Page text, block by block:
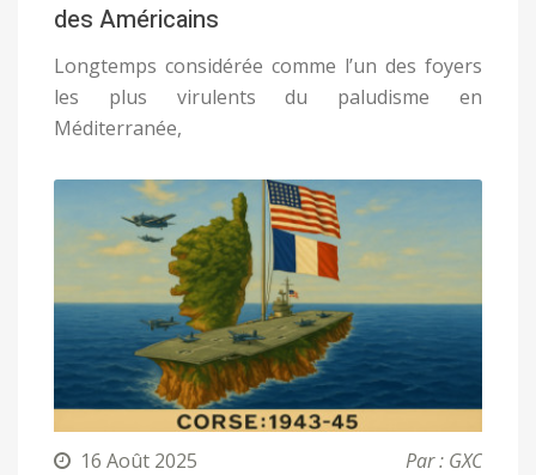
des Américains
Longtemps considérée comme l’un des foyers
les plus virulents du paludisme en
Méditerranée,
16 Août 2025 Par : GXC